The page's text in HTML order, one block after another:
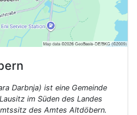
Darbnja) ist eine Gemeinde
im Süden des Landes
des Amtes Altdöbern.